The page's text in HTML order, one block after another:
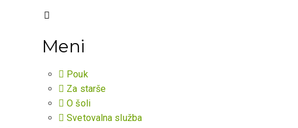
Meni
Pouk
Za starše
O šoli
Svetovalna služba